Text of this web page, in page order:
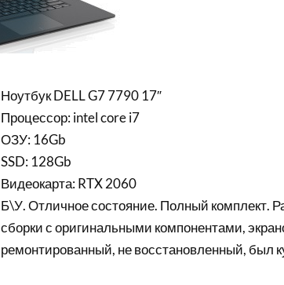
Ноутбук DELL G7 7790 17″
Процессор: intel core i7
ОЗУ: 16Gb
SSD: 128Gb
Видеокарта: RTX 2060
Б\У. Отличное состояние. Полный комплект.
сборки с оригинальными компонентами,
ремонтированный, не восстановленный, был